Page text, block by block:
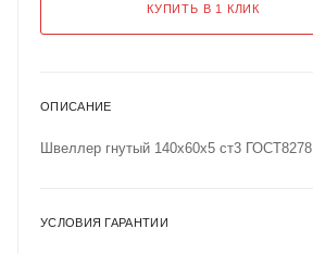
КУПИТЬ В 1 КЛИК
ОПИСАНИЕ
Швеллер гнутый 140х60х5 ст3 ГОСТ8278
УСЛОВИЯ ГАРАНТИИ